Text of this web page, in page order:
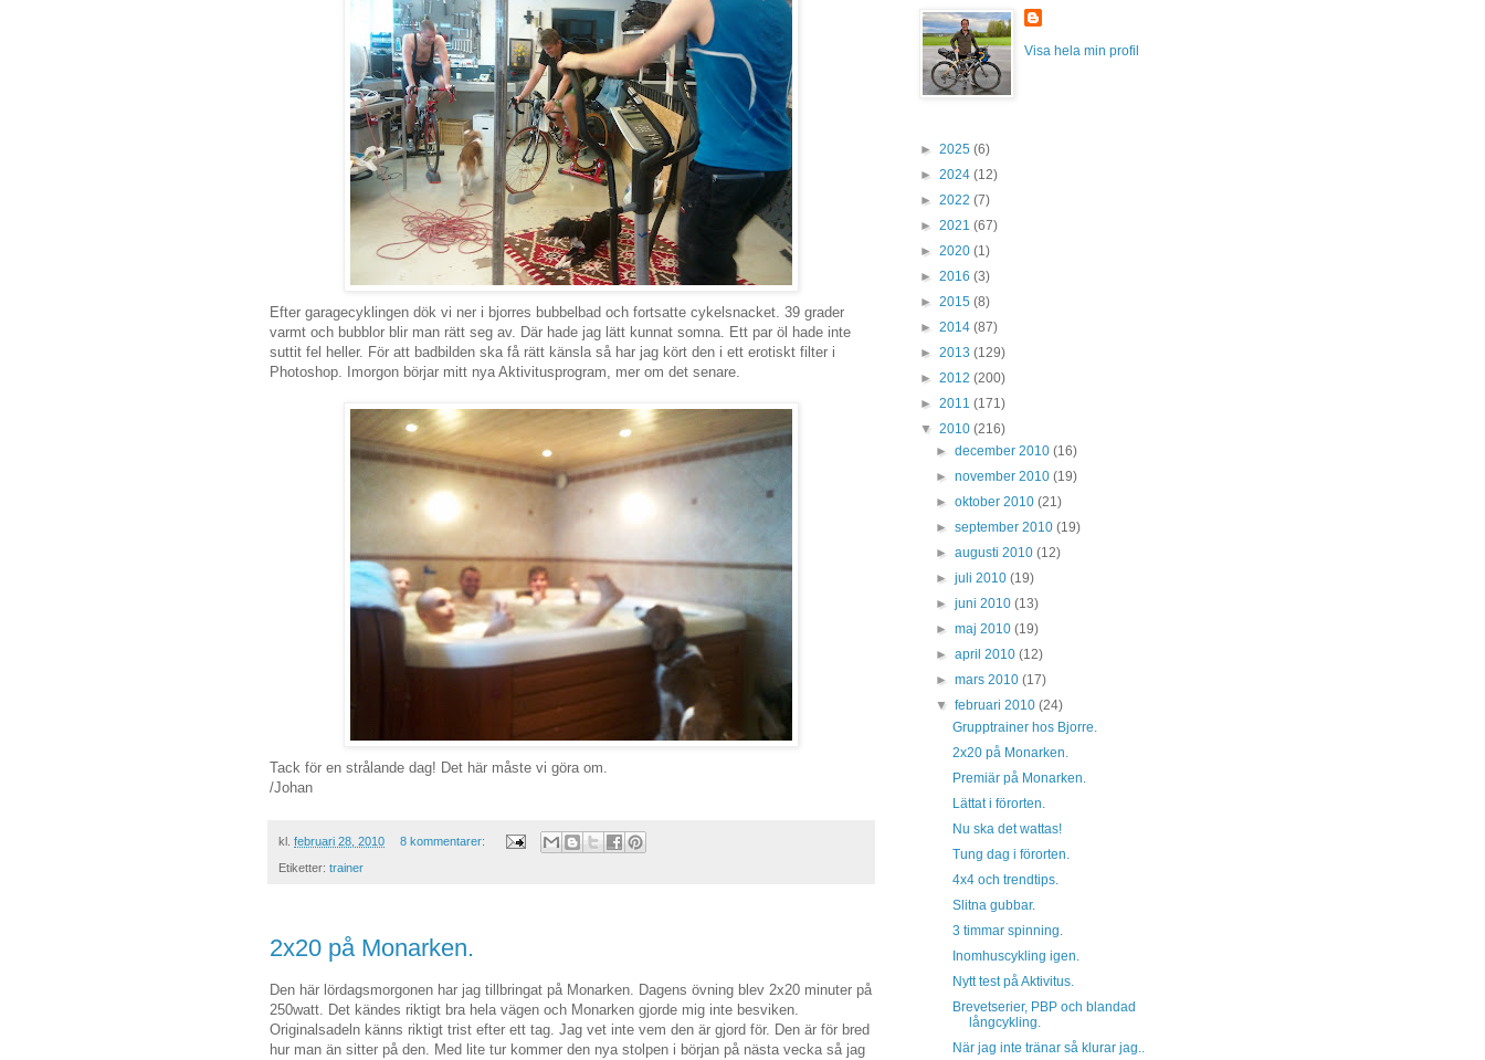
Efter garagecyklingen dök vi ner i bjorres bubbelbad och fortsatte cykelsnacket. 39 grader
varmt och bubblor blir man rätt seg av. Där hade jag lätt kunnat somna. Ett par öl hade inte
suttit fel heller. För att badbilden ska få rätt känsla så har jag kört den i ett erotiskt filter i
Photoshop. Imorgon börjar mitt nya Aktivitusprogram, mer om det senare.
Tack för en strålande dag! Det här måste vi göra om.
/Johan
kl. februari 28, 2010 8 kommentarer:
Etiketter: trainer
2x20 på Monarken.
Den här lördagsmorgonen har jag tillbringat på Monarken. Dagens övning blev 2x20 minuter på
250watt. Det kändes riktigt bra hela vägen och Monarken gjorde mig inte besviken.
Originalsadeln känns riktigt trist efter ett tag. Jag vet inte vem den är gjord för. Den är för bred
hur man än sitter på den. Med lite tur kommer den nya stolpen i början på nästa vecka så jag
Visa hela min profil
► 2025 (6)
► 2024 (12)
► 2022 (7)
► 2021 (67)
► 2020 (1)
► 2016 (3)
► 2015 (8)
► 2014 (87)
► 2013 (129)
► 2012 (200)
► 2011 (171)
▼ 2010 (216)
►december 2010(16)
►november 2010(19)
►oktober 2010(21)
►september 2010(19)
►augusti 2010(12)
►juli 2010(19)
►juni 2010(13)
►maj 2010(19)
►april 2010(12)
►mars 2010(17)
▼februari 2010(24)
Grupptrainer hos Bjorre.
2x20 på Monarken.
Premiär på Monarken.
Lättat i förorten.
Nu ska det wattas!
Tung dag i förorten.
4x4 och trendtips.
Slitna gubbar.
3 timmar spinning.
Inomhuscykling igen.
Nytt test på Aktivitus.
Brevetserier, PBP och blandad
långcykling.
När jag inte tränar så klurar jag..